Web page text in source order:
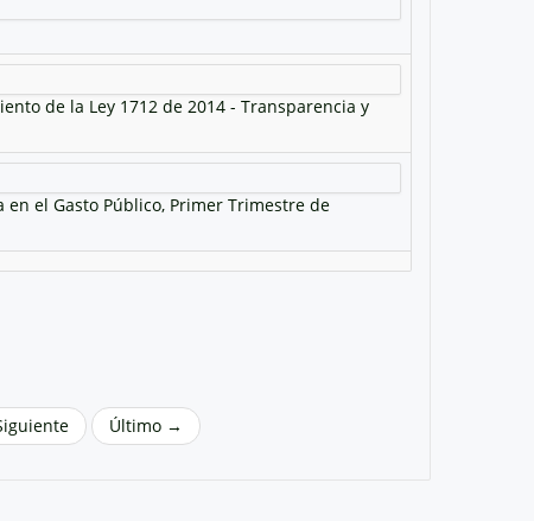
de la Ley 1712 de 2014 - Transparencia y
el Gasto Público, Primer Trimestre de
Último →